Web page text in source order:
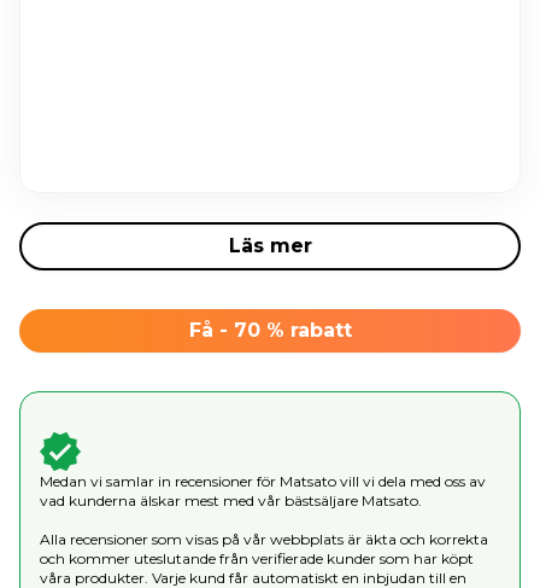
Läs mer
Få - 70 % rabatt
Medan vi samlar in recensioner för Matsato vill vi dela med oss av
vad kunderna älskar mest med vår bästsäljare Matsato.
Alla recensioner som visas på vår webbplats är äkta och korrekta
och kommer uteslutande från verifierade kunder som har köpt
våra produkter. Varje kund får automatiskt en inbjudan till en